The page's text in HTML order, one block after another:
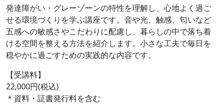
発達障がい・グレーゾーンの特性を理解し、心地よく過ご
せる環境づくりを学ぶ講座です。音や光、触感、匂いなど
五感への敏感さやこだわりに配慮し、暮らしの中で落ち着
ける空間を整える方法を紹介します。小さな工夫で毎日を
穏やかに過ごすための実践的な内容です。
【受講料】
22,000円(税込)
＊資料・証書発行料を含む